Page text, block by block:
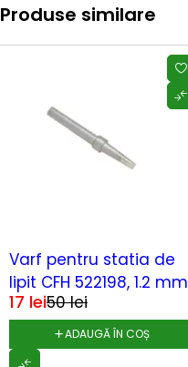
Produse similare
Varf pentru statia de
lipit CFH 522198, 1.2 mm
50lei
17 lei
ADAUGĂ ÎN COȘ